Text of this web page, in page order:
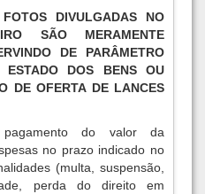
DIVULGADAS NO
SÃO MERAMENTE
DE PARÂMETRO
ESTADO DOS BENS OU
DE OFERTA DE LANCES
do valor da
no prazo indicado no
(multa, suspensão,
perda do direito em